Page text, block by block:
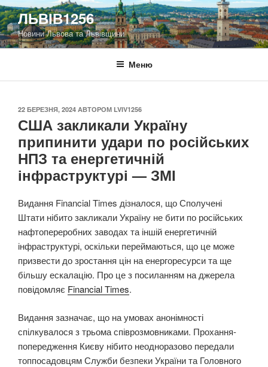
Перейти
до
вмісту
ЛЬВІВ1256
Новини Львова та Львівщини
Меню
ОПУБЛІКОВАНО
22 БЕРЕЗНЯ, 2024 АВТОРОМ LVIV1256
США закликали Україну
припинити удари по російських
НПЗ та енергетичній
інфраструктурі — ЗМІ
Видання Financial Times дізналося, що Сполучені
Штати нібито закликали Україну не бити по російських
нафтопереробних заводах та іншій енергетичній
інфраструктурі, оскільки переймаються, що це може
призвести до зростання цін на енергоресурси та ще
більшу ескалацію. Про це з посиланням на джерела
повідомляє Financial Times.
Видання зазначає, що на умовах анонімності
спілкувалося з трьома співрозмовниками. Прохання-
попередження Києву нібито неодноразово передали
топпосадовцям Служби безпеки України та Головного